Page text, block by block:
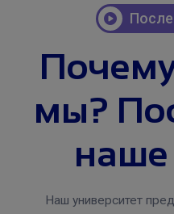
мы?
Наш университет